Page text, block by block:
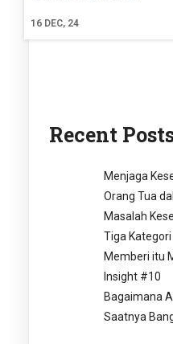
16 DEC, 24
Recent
Menjaga
Orang Tua
Masalah
Tiga
Memberi itu
Insight #10
Bagaimana
Saatnya